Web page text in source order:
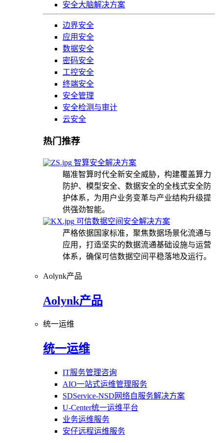
安全大脑解决方案
边界安全
应用安全
数据安全
密码安全
工控安全
终端安全
安全管理
安全检测与审计
云安全
热门推荐
智算安全解决方案
瞄准智算时代全新安全威胁，构建覆盖算力
防护、模型安全、数据安全的全栈式安全防
护体系，为用户业务变革与产业结构升级提
供强劲智能。
可信数据空间安全解决方案
严格依据国家标准，聚焦数据场景化流通与
应用，打造坚实的数据流通基础设施与运营
体系，确保可信数据空间平稳落地及运行。
Aolynk产品
Aolynk产品
统一运维
统一运维
IT服务管理咨询
AIO一站式运维管理服务
SDService-NSD网络自服务解决方案
U-Center统一运维平台
业务运维服务
安仔远程运维服务